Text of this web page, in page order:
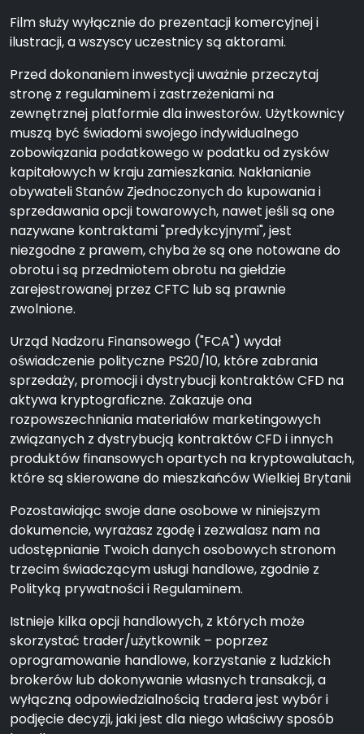
Film służy wyłącznie do prezentacji komercyjnej i
ilustracji, a wszyscy uczestnicy są aktorami.
Przed dokonaniem inwestycji uważnie przeczytaj
stronę z regulaminem i zastrzeżeniami na
zewnętrznej platformie dla inwestorów. Użytkownicy
muszą być świadomi swojego indywidualnego
zobowiązania podatkowego w podatku od zysków
kapitałowych w kraju zamieszkania. Nakłanianie
obywateli Stanów Zjednoczonych do kupowania i
sprzedawania opcji towarowych, nawet jeśli są one
nazywane kontraktami "predykcyjnymi", jest
niezgodne z prawem, chyba że są one notowane do
obrotu i są przedmiotem obrotu na giełdzie
zarejestrowanej przez CFTC lub są prawnie
zwolnione.
Urząd Nadzoru Finansowego ("FCA") wydał
oświadczenie polityczne PS20/10, które zabrania
sprzedaży, promocji i dystrybucji kontraktów CFD na
aktywa kryptograficzne. Zakazuje ona
rozpowszechniania materiałów marketingowych
związanych z dystrybucją kontraktów CFD i innych
produktów finansowych opartych na kryptowalutach,
które są skierowane do mieszkańców Wielkiej Brytanii
Pozostawiając swoje dane osobowe w niniejszym
dokumencie, wyrażasz zgodę i zezwalasz nam na
udostępnianie Twoich danych osobowych stronom
trzecim świadczącym usługi handlowe, zgodnie z
Polityką prywatności i Regulaminem.
Istnieje kilka opcji handlowych, z których może
skorzystać trader/użytkownik – poprzez
oprogramowanie handlowe, korzystanie z ludzkich
brokerów lub dokonywanie własnych transakcji, a
wyłączną odpowiedzialnością tradera jest wybór i
podjęcie decyzji, jaki jest dla niego właściwy sposób